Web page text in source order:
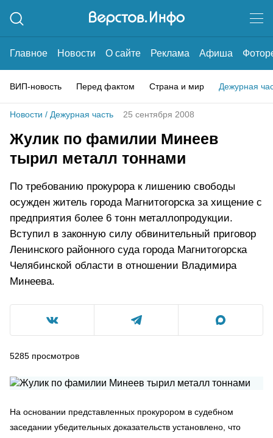
Главное Новости О сайте Реклама Афиша
ВИП-новость Перед фактом Страна и мир Дежурная
Новости / Дежурная часть 25 сентября 2008
Жулик по фамилии Минеев
тырил металл тоннами
По требованию прокурора к лишению свободы
осужден житель города Магнитогорска за хищение с
предприятия более 6 тонн металлопродукции.
Вступил в законную силу обвинительный приговор
Ленинского районного суда города Магнитогорска
Челябинской области в отношении Владимира
Минеева.
5285 просмотров
На основании представленных прокурором в судебном
заседании убедительных доказательств установлено, что